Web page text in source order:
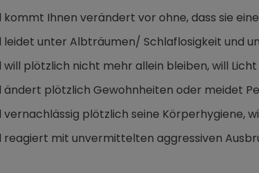
kommt Ihnen verändert vor ohne, dass sie
leidet unter Albträumen/ Schlaflosigkeit und
will plötzlich nicht mehr allein bleiben, will
ändert plötzlich Gewohnheiten oder meidet
vernachlässig plötzlich seine
reagiert mit unvermittelten aggressiven